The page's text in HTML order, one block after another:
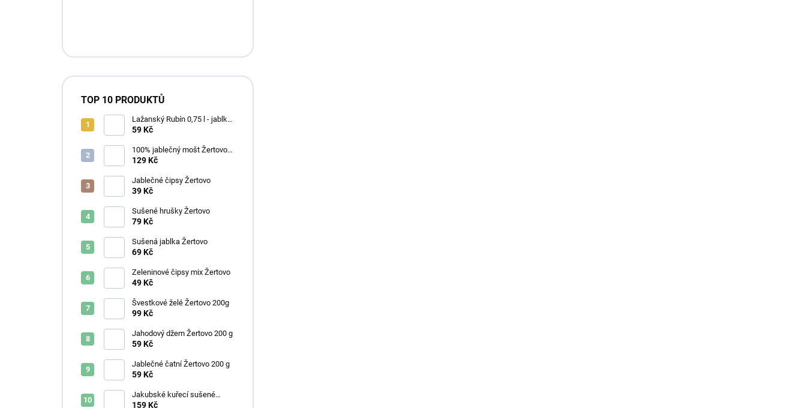
TOP 10 PRODUKTŮ
Lažanský Rubín 0,75 l - jablko
s hruškou
59 Kč
100% jablečný mošt Žertovo
3L
129 Kč
Jablečné čipsy Žertovo
39 Kč
Sušené hrušky Žertovo
79 Kč
Sušená jablka Žertovo
69 Kč
Zeleninové čipsy mix Žertovo
49 Kč
Švestkové želé Žertovo 200g
99 Kč
Jahodový džem Žertovo 200 g
59 Kč
Jablečné čatní Žertovo 200 g
59 Kč
Jakubské kuřecí sušené
maso - natural
159 Kč